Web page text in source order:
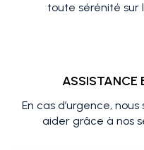
toute sérénité sur
ASSISTANCE
En cas d’urgence,
aider grâce à nos